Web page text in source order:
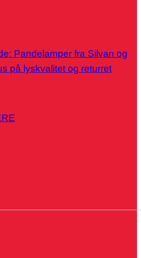
Pandelamper fra Silvan og
på lyskvalitet og returret